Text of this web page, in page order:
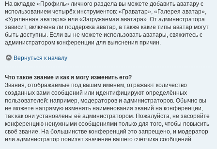
На вкладке «Профиль» личного раздела вы можете добавить аватару с
использованием четырёх инструментов: «Граватар», «Галерея аватар»,
«Удалённая аватара» или «Загружаемая аватара». От администратора
зависит, включена ли поддержка аватар, а также какие типы аватар могут
быть доступны. Если вы не можете использовать аватары, свяжитесь с
администратором конференции для выяснения причин.
Вернуться к началу
Что такое звание и как я могу изменить его?
Звания, отображаемые под вашим именем, отражают количество
созданных вами сообщений или идентифицируют определённых
пользователей: например, модераторов и администраторов. Обычно вы
не можете напрямую изменять наименования званий на конференции,
так как они установлены её администратором. Пожалуйста, не засоряйте
конференцию ненужными сообщениями только для того, чтобы повысить
своё звание. На большинстве конференций это запрещено, и модератор
или администратор понизят значение вашего счётчика сообщений.